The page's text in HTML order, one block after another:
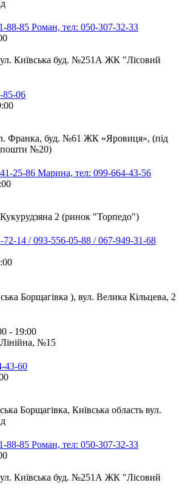
88-85 Роман, тел: 050-307-32-33
Київська буд. №251А ЖК "Лісовий
85-06
Франка, буд. №61 ЖК «Яровиця», (під
пошти №20)
25-86 Марина, тел: 099-664-43-56
2 (ринок "Торпедо")
72-14 / 093-556-05-88 / 067-949-31-68
Борщагівка ), вул. Велика Кільцева, 2
- 19:00
№15
43-60
Борщагівка, Київська область вул.
88-85 Роман, тел: 050-307-32-33
Київська буд. №251А ЖК "Лісовий